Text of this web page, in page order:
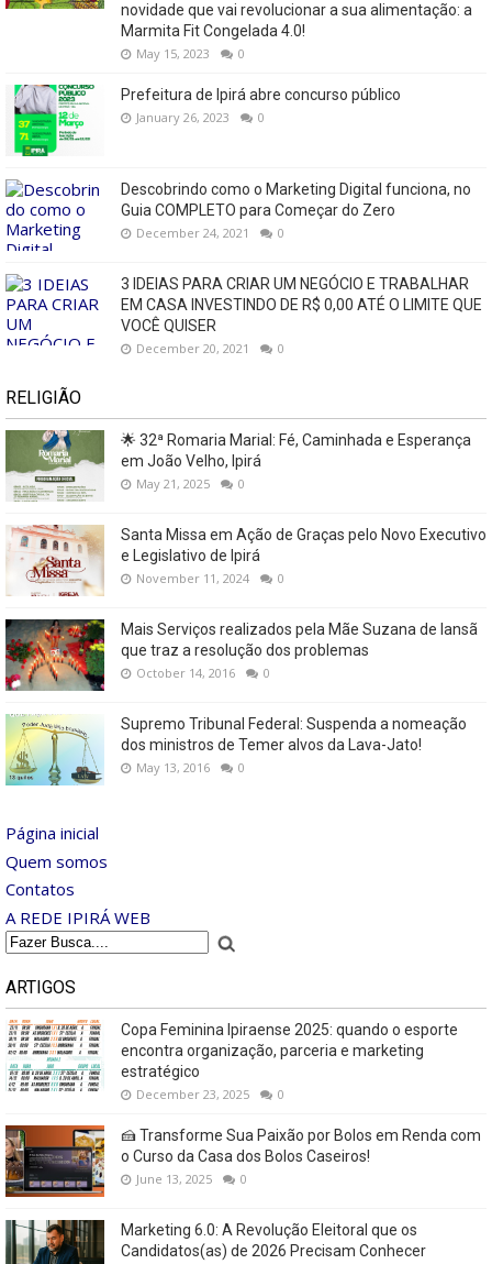
novidade que vai revolucionar a sua alimentação: a
Marmita Fit Congelada 4.0!
May 15, 2023 0
Prefeitura de Ipirá abre concurso público
January 26, 2023 0
Descobrindo como o Marketing Digital funciona, no
Guia COMPLETO para Começar do Zero
December 24, 2021 0
3 IDEIAS PARA CRIAR UM NEGÓCIO E TRABALHAR
EM CASA INVESTINDO DE R$ 0,00 ATÉ O LIMITE QUE
VOCÊ QUISER
December 20, 2021 0
RELIGIÃO
🌟 32ª Romaria Marial: Fé, Caminhada e Esperança
em João Velho, Ipirá
May 21, 2025 0
Santa Missa em Ação de Graças pelo Novo Executivo
e Legislativo de Ipirá
November 11, 2024 0
Mais Serviços realizados pela Mãe Suzana de Iansã
que traz a resolução dos problemas
October 14, 2016 0
Supremo Tribunal Federal: Suspenda a nomeação
dos ministros de Temer alvos da Lava-Jato!
May 13, 2016 0
Página inicial
Quem somos
Contatos
A REDE IPIRÁ WEB
ARTIGOS
Copa Feminina Ipiraense 2025: quando o esporte
encontra organização, parceria e marketing
estratégico
December 23, 2025 0
🍰 Transforme Sua Paixão por Bolos em Renda com
o Curso da Casa dos Bolos Caseiros!
June 13, 2025 0
Marketing 6.0: A Revolução Eleitoral que os
Candidatos(as) de 2026 Precisam Conhecer